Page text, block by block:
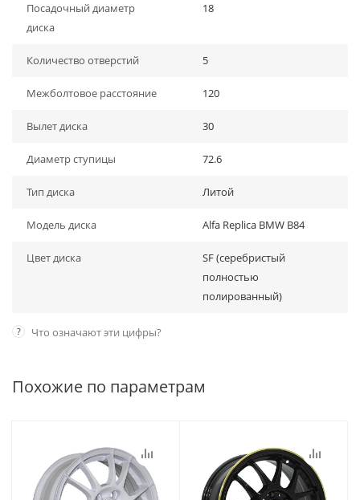
Посадочный диаметр
диска
18
Количество отверстий 5
Межболтовое расстояние 120
Вылет диска 30
Диаметр ступицы 72.6
Тип диска Литой
Модель диска Alfa Replica BMW B84
Цвет диска
SF (серебристый
полностью
полированный)
? Что означают эти цифры?
Похожие по параметрам